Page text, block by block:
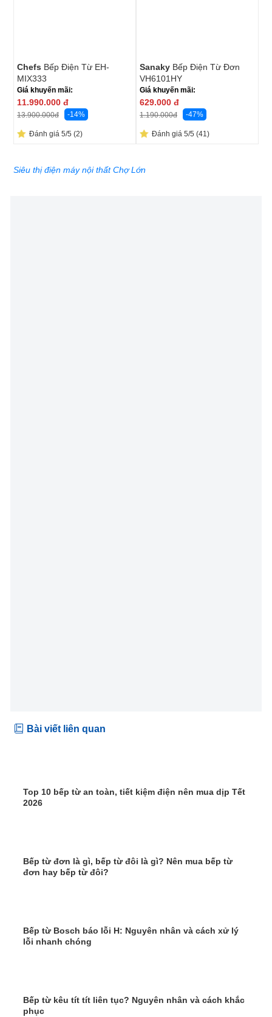
Chefs Bếp Điện Từ EH-
MIX333
Giá khuyến mãi:
11.990.000 đ
13.900.000đ -14%
Đánh giá 5/5 (2)
Sanaky Bếp Điện Từ Đơn
VH6101HY
Giá khuyến mãi:
629.000 đ
1.190.000đ -47%
Đánh giá 5/5 (41)
Siêu thị điện máy nội thất Chợ Lớn
Bài viết liên quan
Top 10 bếp từ an toàn, tiết kiệm điện nên mua dịp Tết
2026
Bếp từ đơn là gì, bếp từ đôi là gì? Nên mua bếp từ
đơn hay bếp từ đôi?
Bếp từ Bosch báo lỗi H: Nguyên nhân và cách xử lý
lỗi nhanh chóng
Bếp từ kêu tít tít liên tục? Nguyên nhân và cách khắc
phục